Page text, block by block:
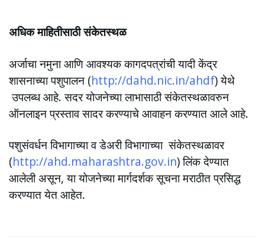
अधिक माहितीसाठी संकेतस्थळ
अर्जाचा नमुना आणि आवश्यक कागदपत्रांची यादी केंद्र
शासनाच्या पशुपालन (http://dahd.nic.in/ahdf) येथे
उपलब्ध आहे. सदर योजनेच्या लाभासाठी संकेतस्थळावरुन
ऑनलाइन प्रस्ताव सादर करण्याचे आवाहन करण्यात आले आहे.
पशुसंवर्धन विभागाच्या व डेअरी विभागाच्या संकेतस्थळावर
(http://ahd.maharashtra.gov.in) लिंक देण्यात
आलेली असून, या योजनेच्या मार्गदर्शक सूचना मराठीत प्रसिद्ध
करण्यात येत आहेत.